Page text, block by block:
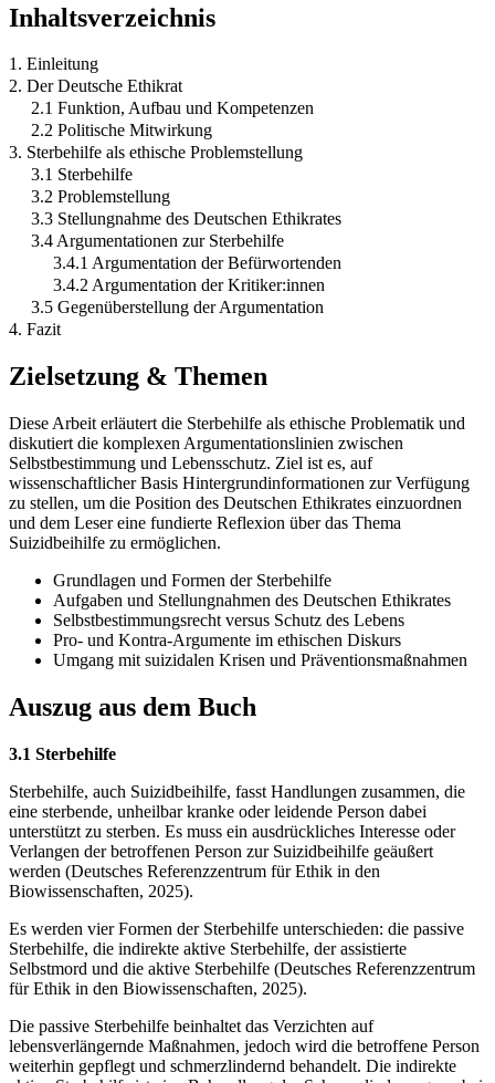
Inhaltsverzeichnis
1. Einleitung
2. Der Deutsche Ethikrat
2.1 Funktion, Aufbau und Kompetenzen
2.2 Politische Mitwirkung
3. Sterbehilfe als ethische Problemstellung
3.1 Sterbehilfe
3.2 Problemstellung
3.3 Stellungnahme des Deutschen Ethikrates
3.4 Argumentationen zur Sterbehilfe
3.4.1 Argumentation der Befürwortenden
3.4.2 Argumentation der Kritiker:innen
3.5 Gegenüberstellung der Argumentation
4. Fazit
Zielsetzung & Themen
Diese Arbeit erläutert die Sterbehilfe als ethische Problematik und
diskutiert die komplexen Argumentationslinien zwischen
Selbstbestimmung und Lebensschutz. Ziel ist es, auf
wissenschaftlicher Basis Hintergrundinformationen zur Verfügung
zu stellen, um die Position des Deutschen Ethikrates einzuordnen
und dem Leser eine fundierte Reflexion über das Thema
Suizidbeihilfe zu ermöglichen.
Grundlagen und Formen der Sterbehilfe
Aufgaben und Stellungnahmen des Deutschen Ethikrates
Selbstbestimmungsrecht versus Schutz des Lebens
Pro- und Kontra-Argumente im ethischen Diskurs
Umgang mit suizidalen Krisen und Präventionsmaßnahmen
Auszug aus dem Buch
3.1 Sterbehilfe
Sterbehilfe, auch Suizidbeihilfe, fasst Handlungen zusammen, die
eine sterbende, unheilbar kranke oder leidende Person dabei
unterstützt zu sterben. Es muss ein ausdrückliches Interesse oder
Verlangen der betroffenen Person zur Suizidbeihilfe geäußert
werden (Deutsches Referenzzentrum für Ethik in den
Biowissenschaften, 2025).
Es werden vier Formen der Sterbehilfe unterschieden: die passive
Sterbehilfe, die indirekte aktive Sterbehilfe, der assistierte
Selbstmord und die aktive Sterbehilfe (Deutsches Referenzzentrum
für Ethik in den Biowissenschaften, 2025).
Die passive Sterbehilfe beinhaltet das Verzichten auf
lebensverlängernde Maßnahmen, jedoch wird die betroffene Person
weiterhin gepflegt und schmerzlindernd behandelt. Die indirekte